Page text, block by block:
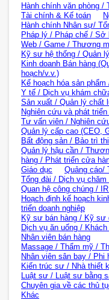
Hành chính văn phòng
Tài chính & Kế toán
Hành chính Nhân sự/
Pháp lý / Pháp chế /
Web / Game / Thương
Kỹ sư hệ thống / Quản
Kinh doanh Bán hàng
hoạch/v.v.)
Kế hoạch hóa sản
Y tế / Dịch vụ khám
Sản xuất / Quản lý chất
Nghiên cứu và phát triển
Tư vấn viên / Nghiên
Quản lý cấp cao (CEO,
Bất động sản / Bảo trì
Quản lý hậu cần /
hàng / Phát triển cửa
Giáo dục
Quảng cáo/
Tổng đài / Dịch vụ
Quan hệ công chúng /
Hoạch định kế hoạch
triển doanh nghiệp
Kỹ sư bán hàng / Kỹ sư
Dịch vụ ăn uống /
Nhân viên bán hàng
Massage / Thẩm mỹ /
Nhân viên sân bay / Phi
Kiến trúc sư / Nhà thiết
Luật sư / Luật sư bằng
Chuyên gia về các thủ
Khác